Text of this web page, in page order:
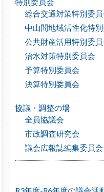
総合交通対策特別委
中山間地域活性化特
公共財産活用特別委
治水対策特別委員会
予算特別委員会
決算特別委員会
協議・調整の場
全員協議会
市政調査研究会
議会広報誌編集委員会